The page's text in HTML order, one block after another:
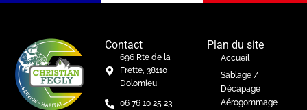
Contact
696 Rte de la
Frette, 38110
Dolomieu
06 76 10 25 23
Plan du site
Accueil
Sablage /
Décapage
Aérogommage